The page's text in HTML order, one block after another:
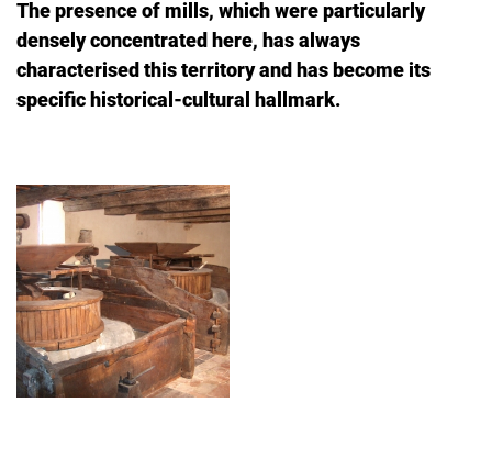
The presence of mills, which were particularly
densely concentrated here, has always
characterised this territory and has become its
specific historical-cultural hallmark.